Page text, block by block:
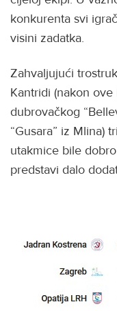
konkurenta svi
visini zadatka.
Zahvaljujući
Kantridi (nakon
dubrovačkog
“Gusara” iz Mlina)
utakmice bile
predstavi dalo